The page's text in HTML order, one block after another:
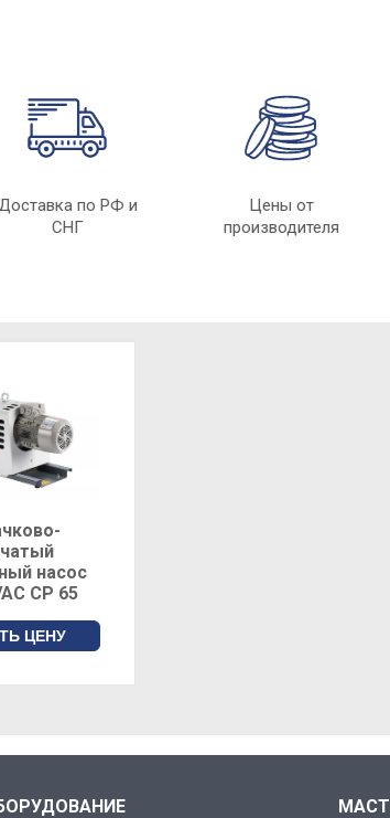
Цены от
производителя
Доставка по РФ и
СНГ
насос
CP 65
ЦЕНУ